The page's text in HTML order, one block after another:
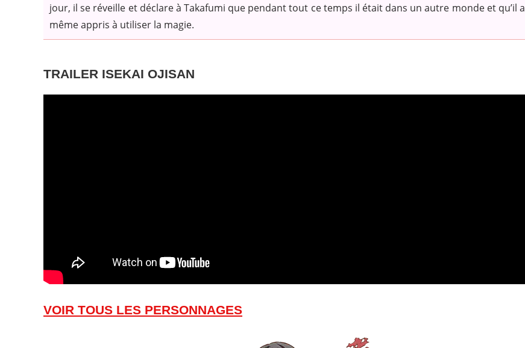
jour, il se réveille et déclare à Takafumi que pendant tout ce temps il était dans un autre monde et qu’il a
même appris à utiliser la magie.
TRAILER ISEKAI OJISAN
VOIR TOUS LES PERSONNAGES